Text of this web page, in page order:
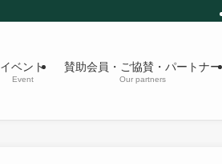
イベント
Event
賛助会員・ご協賛・パートナー
Our partners